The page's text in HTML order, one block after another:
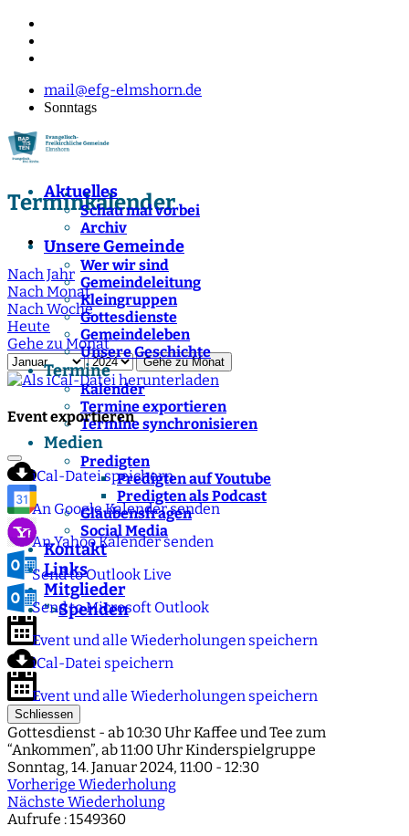
mail@efg-elmshorn.de
Sonntags
Aktuelles
Schau mal vorbei
Archiv
Unsere Gemeinde
Wer wir sind
Gemeindeleitung
Kleingruppen
Gottesdienste
Gemeindeleben
Unsere Geschichte
Termine
Kalender
Termine exportieren
Termine synchronisieren
Medien
Predigten
Predigten auf Youtube
Predigten als Podcast
Glaubensfragen
Social Media
Kontakt
Links
Mitglieder
">Spenden
Terminkalender
Nach Jahr
Nach Monat
Nach Woche
Heute
Gehe zu Monat
Gehe zu Monat
Event exportieren
iCal-Datei speichern
An Google Kalender senden
An Yahoo Kalender senden
Send to Outlook Live
Send to Microsoft Outlook
Event und alle Wiederholungen speichern
iCal-Datei speichern
Event und alle Wiederholungen speichern
Schliessen
Gottesdienst - ab 10:30 Uhr Kaffee und Tee zum
“Ankommen”, ab 11:00 Uhr Kinderspielgruppe
Sonntag, 14. Januar 2024, 11:00 - 12:30
Vorherige Wiederholung
Nächste Wiederholung
Aufrufe : 1549360